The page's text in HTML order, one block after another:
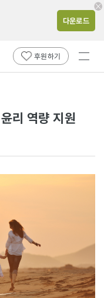
다운로드
후원하기
전체
리 역량 지원